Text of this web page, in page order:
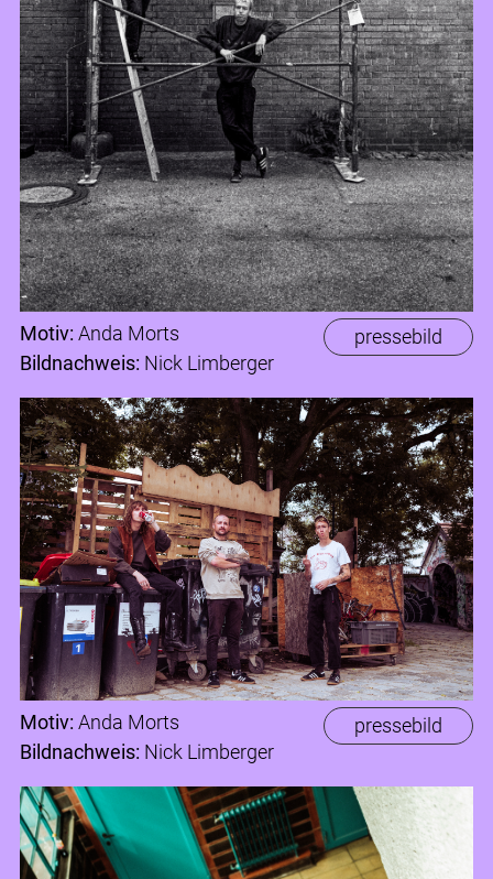
pressebild
Motiv: Anda Morts
Bildnachweis: Nick Limberger
pressebild
Motiv: Anda Morts
Bildnachweis: Nick Limberger